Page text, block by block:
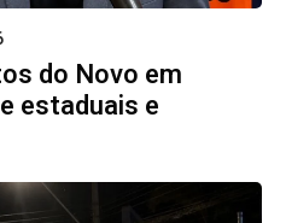
do Novo em
estaduais e